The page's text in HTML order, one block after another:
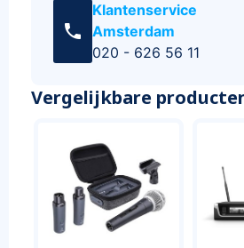
call
Klantenservice
Amsterdam
020 - 626 56 11
Vergelijkbare